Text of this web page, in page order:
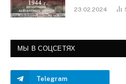
23.02.2024
МЫ В СОЦСЕТЯХ
Telegram